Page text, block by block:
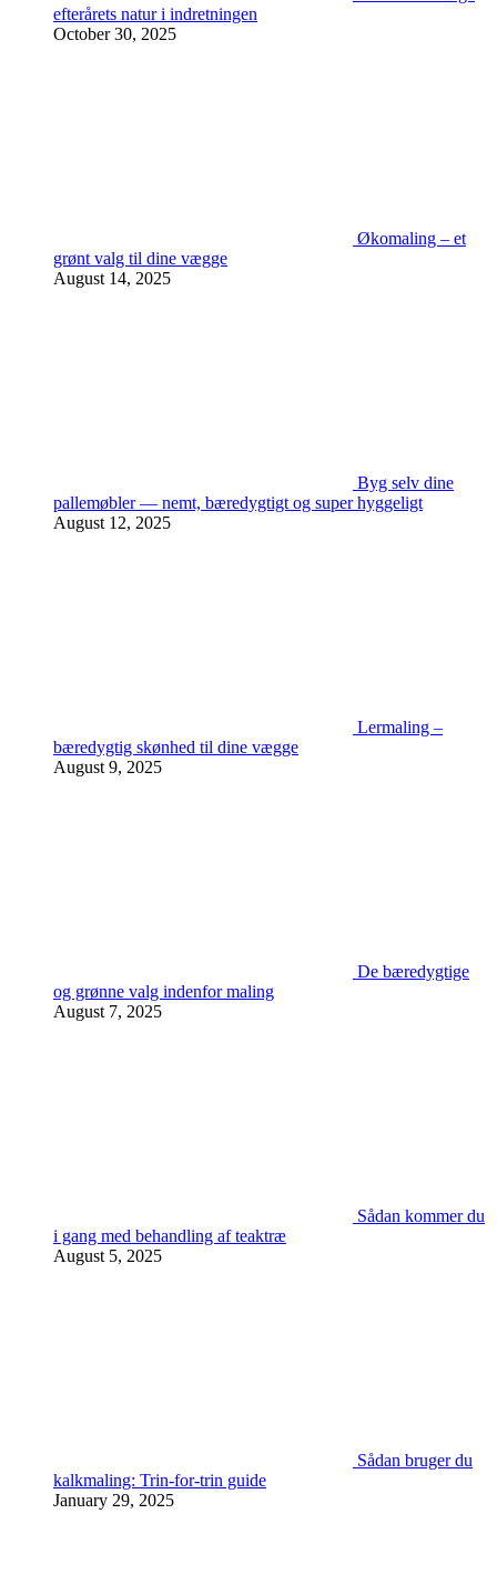
efterårets natur i indretningen
October 30, 2025
Økomaling – et
grønt valg til dine vægge
August 14, 2025
Byg selv dine
pallemøbler — nemt, bæredygtigt og super hyggeligt
August 12, 2025
Lermaling –
bæredygtig skønhed til dine vægge
August 9, 2025
De bæredygtige
og grønne valg indenfor maling
August 7, 2025
Sådan kommer du
i gang med behandling af teaktræ
August 5, 2025
Sådan bruger du
kalkmaling: Trin-for-trin guide
January 29, 2025